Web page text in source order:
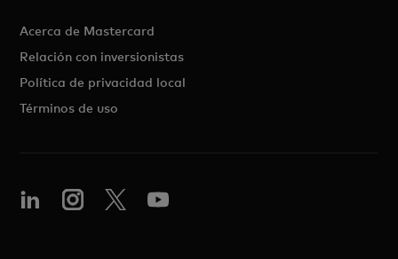
Acerca de Mastercard
Relación con inversionistas
Política de privacidad local
Términos de uso